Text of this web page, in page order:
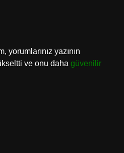
yorumlarınız yazının
ve onu daha güvenilir